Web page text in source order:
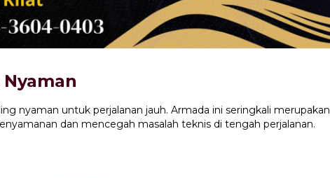
nyaman untuk perjalanan jauh. Armada ini seringkali merupakan
dan mencegah masalah teknis di tengah perjalanan.